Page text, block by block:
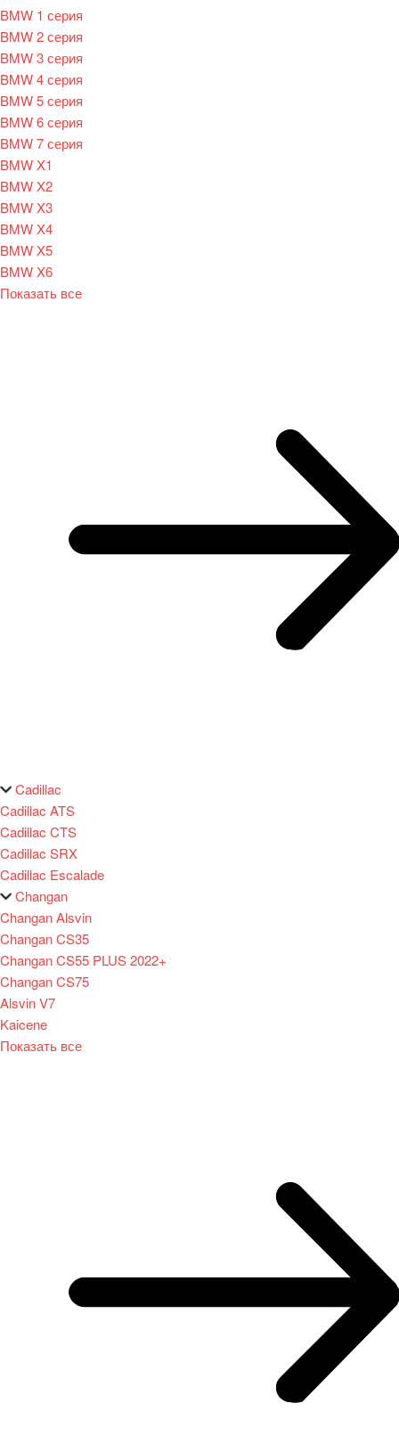
BMW 1 серия
BMW 2 серия
BMW 3 серия
BMW 4 серия
BMW 5 серия
BMW 6 серия
BMW 7 серия
BMW X1
BMW X2
BMW X3
BMW X4
BMW X5
BMW X6
Показать все
Cadillac
Cadillac ATS
Cadillac CTS
Cadillac SRX
Cadillac Escalade
Changan
Changan Alsvin
Changan CS35
Changan CS55 PLUS 2022+
Changan CS75
Alsvin V7
Kaicene
Показать все